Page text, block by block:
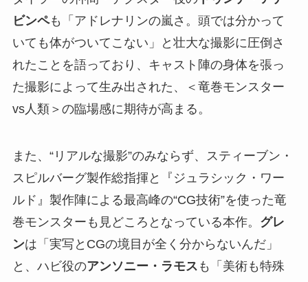
ビンペも「アドレナリンの嵐さ。頭では分かって
いても体がついてこない」と壮大な撮影に圧倒さ
れたことを語っており、キャスト陣の身体を張っ
た撮影によって生み出された、＜竜巻モンスター
vs人類＞の臨場感に期待が高まる。
また、“リアルな撮影”のみならず、スティーブン・
スピルバーグ製作総指揮と『ジュラシック・ワー
ルド』製作陣による最高峰の“CG技術”を使った竜
巻モンスターも見どころとなっている本作。 グレ
ンは「実写とCGの境目が全く分からないんだ」
と、ハビ役のアンソニー・ラモス も「美術も特殊